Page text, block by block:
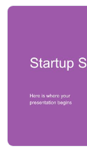
chào hàng để
Thiết kế slide
trắng. Bạn có
mình, bao gồm
tiết một nghiên
doanh của bạn
cho điều đó ở đây!